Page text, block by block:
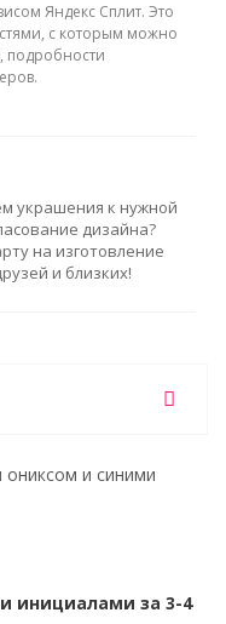
Яндекс Сплит. Это
с которым можно
подробности
украшения к нужной
дизайна?
на изготовление
и близких!
ониксом и синими
инициалами за 3-4